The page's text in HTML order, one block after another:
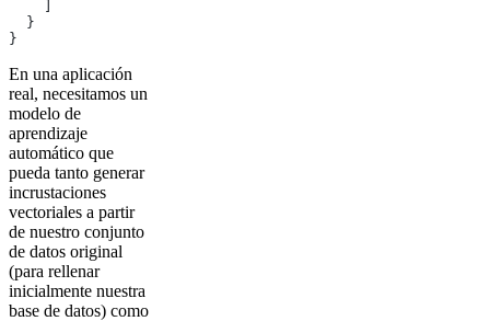
  }
}
En una aplicación
real, necesitamos un
modelo de
aprendizaje
automático que
pueda tanto generar
incrustaciones
vectoriales a partir
de nuestro conjunto
de datos original
(para rellenar
inicialmente nuestra
base de datos) como